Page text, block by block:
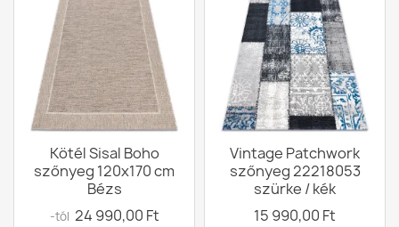
Kötél Sisal Boho
szőnyeg 120x170 cm
Bézs
-tól 24 990,00 Ft
Vintage Patchwork
szőnyeg 22218053
szürke / kék
15 990,00 Ft